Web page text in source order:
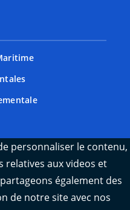
personnaliser le contenu,
aux videos et
également des
de notre site avec nos